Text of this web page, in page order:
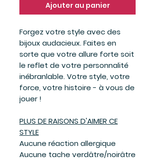
Ajouter au panier
Forgez votre style avec des
bijoux audacieux. Faites en
sorte que votre allure forte soit
le reflet de votre personnalité
inébranlable. Votre style, votre
force, votre histoire - à vous de
jouer !
PLUS DE RAISONS D'AIMER CE
STYLE
Aucune réaction allergique
Aucune tache verdâtre/noirâtre